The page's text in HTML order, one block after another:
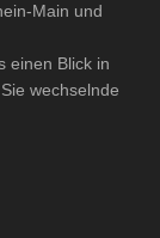
Main und
einen Blick in
wechselnde